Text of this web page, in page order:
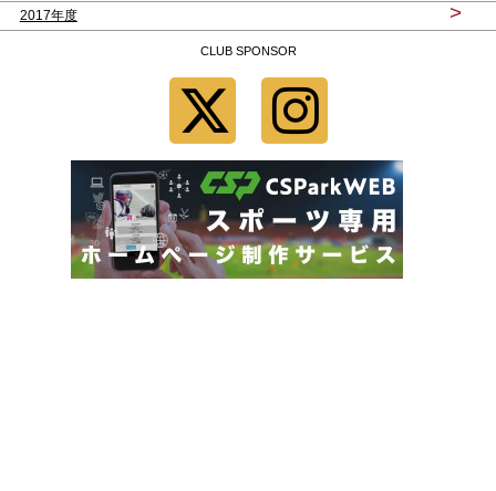
2017年度 >
CLUB SPONSOR